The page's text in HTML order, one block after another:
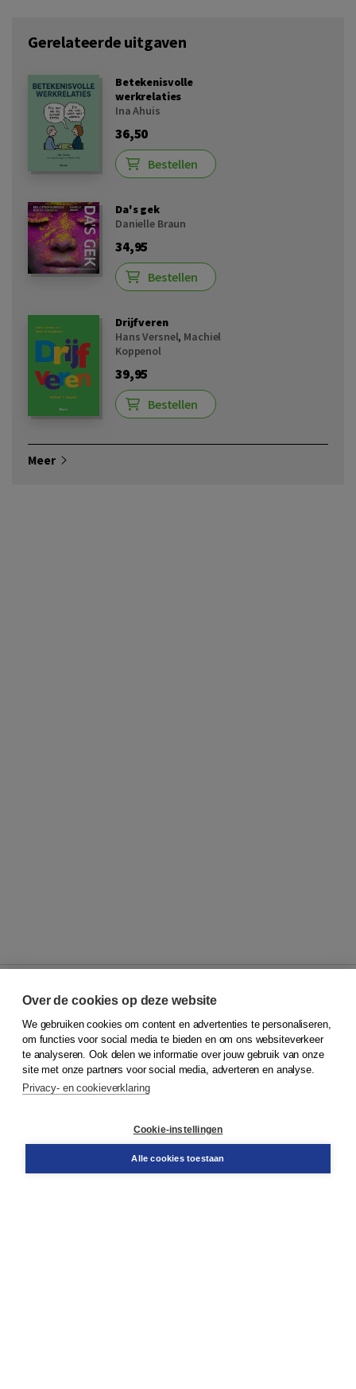
Gerelateerde uitgaven
Betekenisvolle
werkrelaties
Ina Ahuis
36,50
Bestellen
Da's gek
Danielle Braun
34,95
Bestellen
Drijfveren
Hans Versnel, Machiel
Koppenol
39,95
Bestellen
Meer
© 2026Koninklijke Boom uitgevers
Klantenservice
Service & informatie
Contact
Over de cookies op deze website
We gebruiken cookies om content en advertenties te personaliseren,
om functies voor social media te bieden en om ons websiteverkeer
te analyseren. Ook delen we informatie over jouw gebruik van onze
site met onze partners voor social media, adverteren en analyse.
Privacy- en cookieverklaring
Cookie-instellingen
Alle cookies toestaan